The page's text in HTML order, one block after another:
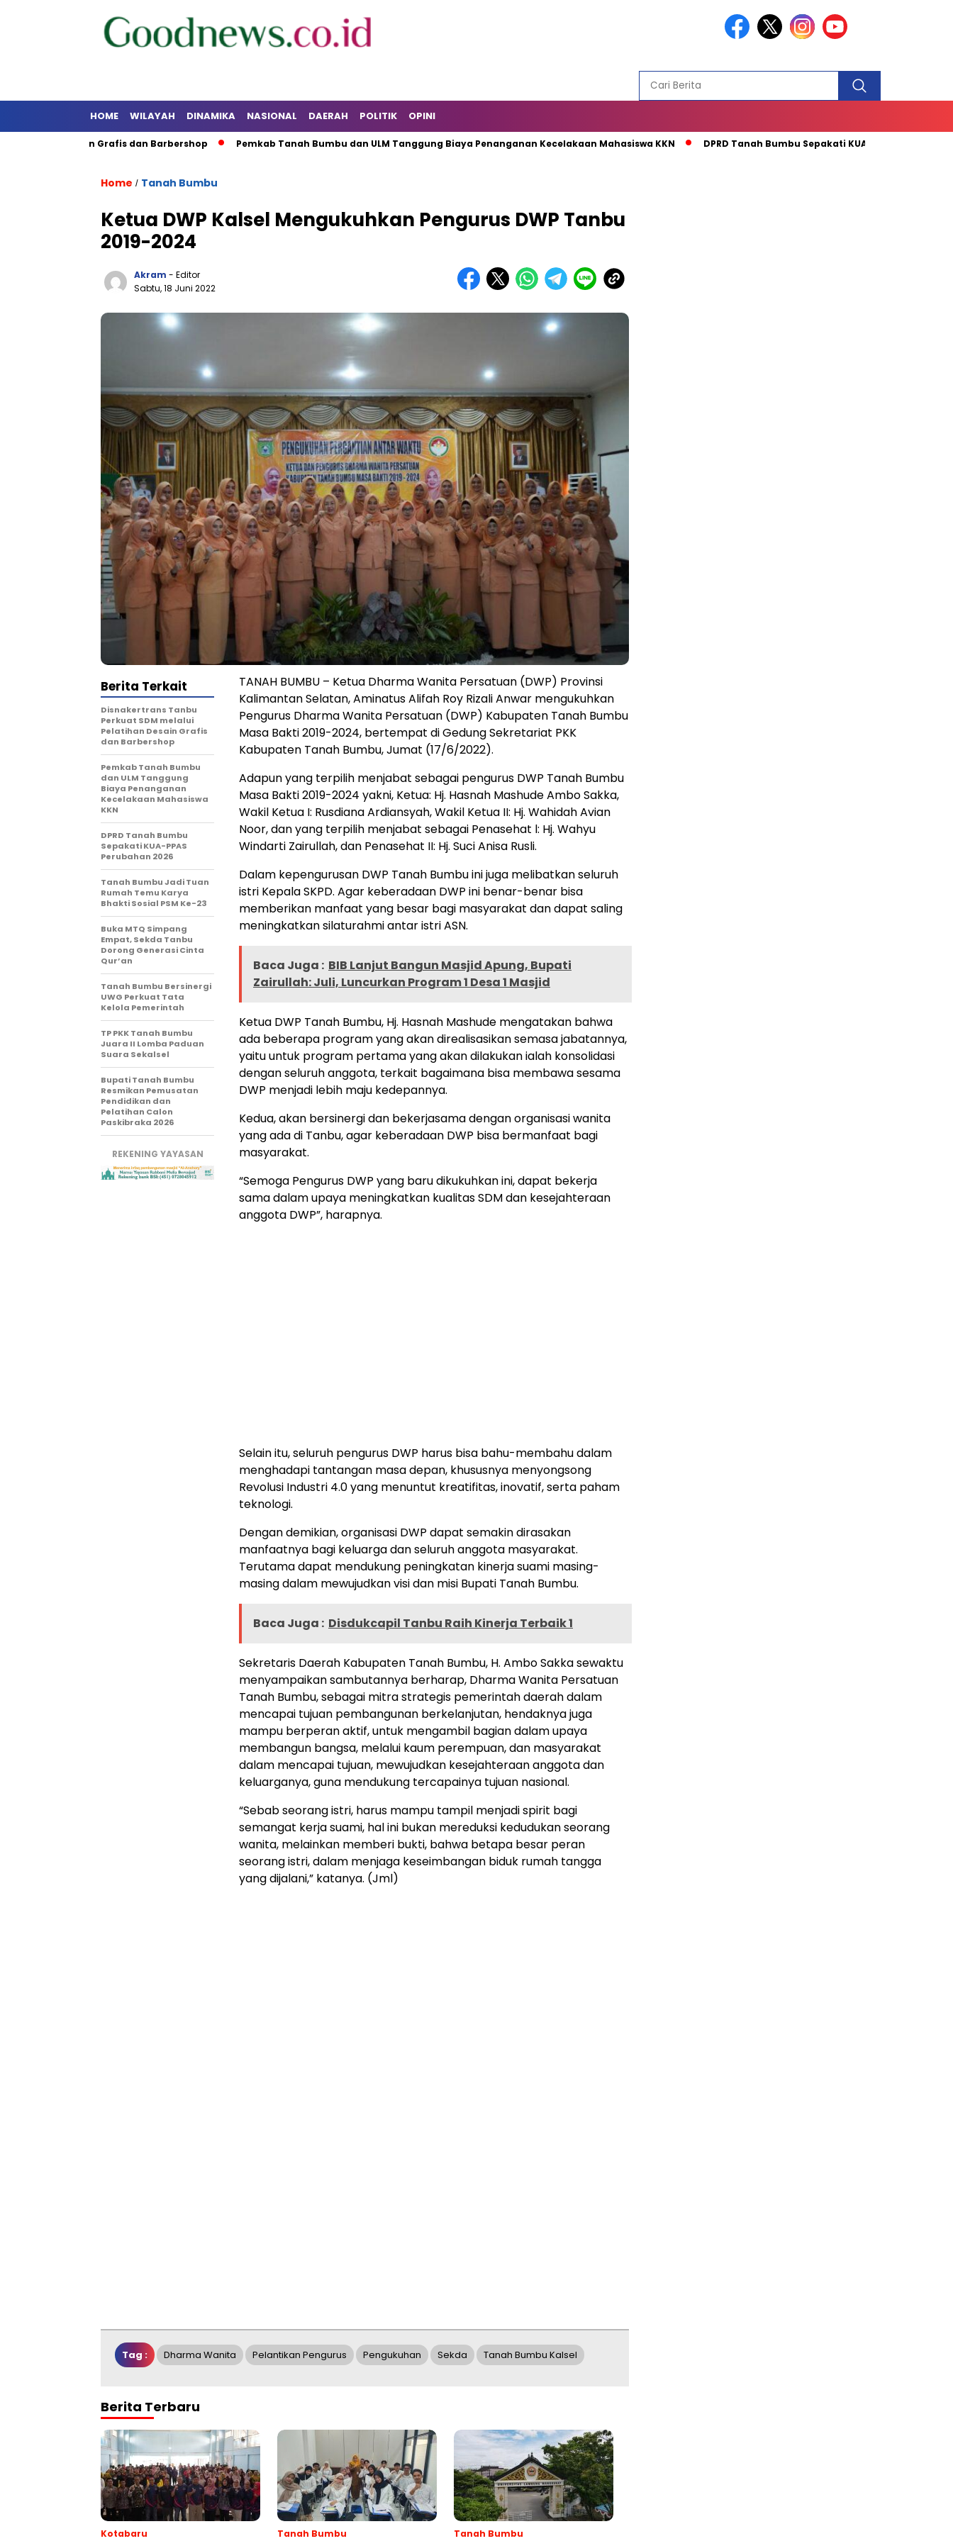
HOME WILAYAH DINAMIKA NASIONAL DAERAH POLITIK OPINI
Desain Grafis dan Barbershop Pemkab Tanah Bumbu dan ULM Tanggung Biaya Penanganan Kecelakaan Mahasiswa KKN DPRD Tanah Bumbu Sepakati KUA-PPAS Perubahan 2026
Home / Tanah Bumbu
Ketua DWP Kalsel Mengukuhkan Pengurus DWP Tanbu
2019-2024
Akram - Editor
Sabtu, 18 Juni 2022
TANAH BUMBU – Ketua Dharma Wanita Persatuan (DWP) Provinsi
Kalimantan Selatan, Aminatus Alifah Roy Rizali Anwar mengukuhkan
Pengurus Dharma Wanita Persatuan (DWP) Kabupaten Tanah Bumbu
Masa Bakti 2019-2024, bertempat di Gedung Sekretariat PKK
Kabupaten Tanah Bumbu, Jumat (17/6/2022).
Adapun yang terpilih menjabat sebagai pengurus DWP Tanah Bumbu
Masa Bakti 2019-2024 yakni, Ketua: Hj. Hasnah Mashude Ambo Sakka,
Wakil Ketua I: Rusdiana Ardiansyah, Wakil Ketua II: Hj. Wahidah Avian
Noor, dan yang terpilih menjabat sebagai Penasehat l: Hj. Wahyu
Windarti Zairullah, dan Penasehat II: Hj. Suci Anisa Rusli.
Dalam kepengurusan DWP Tanah Bumbu ini juga melibatkan seluruh
istri Kepala SKPD. Agar keberadaan DWP ini benar-benar bisa
memberikan manfaat yang besar bagi masyarakat dan dapat saling
meningkatkan silaturahmi antar istri ASN.
Baca Juga : BIB Lanjut Bangun Masjid Apung, Bupati
Zairullah: Juli, Luncurkan Program 1 Desa 1 Masjid
Ketua DWP Tanah Bumbu, Hj. Hasnah Mashude mengatakan bahwa
ada beberapa program yang akan direalisasikan semasa jabatannya,
yaitu untuk program pertama yang akan dilakukan ialah konsolidasi
dengan seluruh anggota, terkait bagaimana bisa membawa sesama
DWP menjadi lebih maju kedepannya.
Kedua, akan bersinergi dan bekerjasama dengan organisasi wanita
yang ada di Tanbu, agar keberadaan DWP bisa bermanfaat bagi
masyarakat.
“Semoga Pengurus DWP yang baru dikukuhkan ini, dapat bekerja
sama dalam upaya meningkatkan kualitas SDM dan kesejahteraan
anggota DWP”, harapnya.
Selain itu, seluruh pengurus DWP harus bisa bahu-membahu dalam
menghadapi tantangan masa depan, khususnya menyongsong
Revolusi Industri 4.0 yang menuntut kreatifitas, inovatif, serta paham
teknologi.
Dengan demikian, organisasi DWP dapat semakin dirasakan
manfaatnya bagi keluarga dan seluruh anggota masyarakat.
Terutama dapat mendukung peningkatan kinerja suami masing-
masing dalam mewujudkan visi dan misi Bupati Tanah Bumbu.
Baca Juga : Disdukcapil Tanbu Raih Kinerja Terbaik 1
Sekretaris Daerah Kabupaten Tanah Bumbu, H. Ambo Sakka sewaktu
menyampaikan sambutannya berharap, Dharma Wanita Persatuan
Tanah Bumbu, sebagai mitra strategis pemerintah daerah dalam
mencapai tujuan pembangunan berkelanjutan, hendaknya juga
mampu berperan aktif, untuk mengambil bagian dalam upaya
membangun bangsa, melalui kaum perempuan, dan masyarakat
dalam mencapai tujuan, mewujudkan kesejahteraan anggota dan
keluarganya, guna mendukung tercapainya tujuan nasional.
“Sebab seorang istri, harus mampu tampil menjadi spirit bagi
semangat kerja suami, hal ini bukan mereduksi kedudukan seorang
wanita, melainkan memberi bukti, bahwa betapa besar peran
seorang istri, dalam menjaga keseimbangan biduk rumah tangga
yang dijalani,” katanya. (Jml)
Berita Terkait
Disnakertrans Tanbu
Perkuat SDM melalui
Pelatihan Desain Grafis
dan Barbershop
Pemkab Tanah Bumbu
dan ULM Tanggung
Biaya Penanganan
Kecelakaan Mahasiswa
KKN
DPRD Tanah Bumbu
Sepakati KUA-PPAS
Perubahan 2026
Tanah Bumbu Jadi Tuan
Rumah Temu Karya
Bhakti Sosial PSM Ke-23
Buka MTQ Simpang
Empat, Sekda Tanbu
Dorong Generasi Cinta
Qur’an
Tanah Bumbu Bersinergi
UWG Perkuat Tata
Kelola Pemerintah
TP PKK Tanah Bumbu
Juara II Lomba Paduan
Suara Sekalsel
Bupati Tanah Bumbu
Resmikan Pemusatan
Pendidikan dan
Pelatihan Calon
Paskibraka 2026
REKENING YAYASAN
Tag : Dharma Wanita Pelantikan Pengurus Pengukuhan Sekda Tanah Bumbu Kalsel
Berita Terbaru
Kotabaru Tanah Bumbu Tanah Bumbu